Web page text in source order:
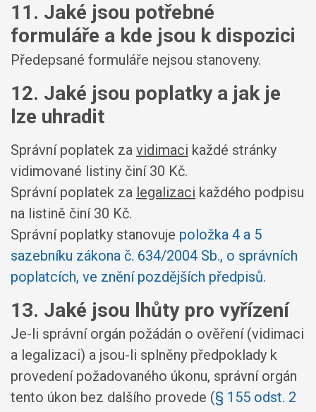
11. Jaké jsou potřebné
formuláře a kde jsou k dispozici
Předepsané formuláře nejsou stanoveny.
12. Jaké jsou poplatky a jak je
lze uhradit
Správní poplatek za vidimaci každé stránky
vidimované listiny činí 30 Kč.
Správní poplatek za legalizaci každého podpisu
na listině činí 30 Kč.
Správní poplatky stanovuje položka 4 a 5
sazebníku zákona č. 634/2004 Sb., o správních
poplatcích, ve znění pozdějších předpisů.
13. Jaké jsou lhůty pro vyřízení
Je-li správní orgán požádán o ověření (vidimaci
a legalizaci) a jsou-li splněny předpoklady k
provedení požadovaného úkonu, správní orgán
tento úkon bez dalšího provede (§ 155 odst. 2